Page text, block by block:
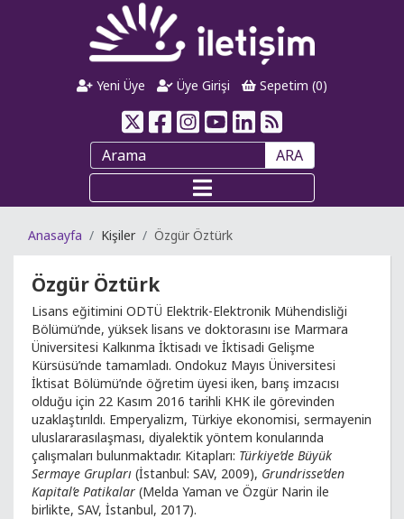
Yeni Üye Üye Girişi Sepetim (0)
ARA
Anasayfa Kişiler Özgür Öztürk
Özgür Öztürk
Lisans eğitimini ODTÜ Elektrik-Elektronik Mühendisliği
Bölümü’nde, yüksek lisans ve doktorasını ise Marmara
Üniversitesi Kalkınma İktisadı ve İktisadi Gelişme
Kürsüsü’nde tamamladı. Ondokuz Mayıs Üniversitesi
İktisat Bölümü’nde öğretim üyesi iken, barış imzacısı
olduğu için 22 Kasım 2016 tarihli KHK ile görevinden
uzaklaştırıldı. Emperyalizm, Türkiye ekonomisi, sermayenin
uluslararasılaşması, diyalektik yöntem konularında
çalışmaları bulunmaktadır. Kitapları: Türkiye’de Büyük
Sermaye Grupları (İstanbul: SAV, 2009), Grundrisse’den
Kapital’e Patikalar (Melda Yaman ve Özgür Narin ile
birlikte, SAV, İstanbul, 2017).